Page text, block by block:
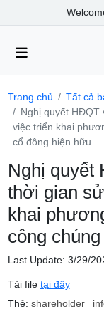
Trang chủ
Tất cả
Nghị quyết HĐQT
việc triển khai
cổ đông hiện hữu
Nghị quyết
thời gian
khai
công
Last Update: 3/29/
Tải file tại đây
Thẻ: shareholder